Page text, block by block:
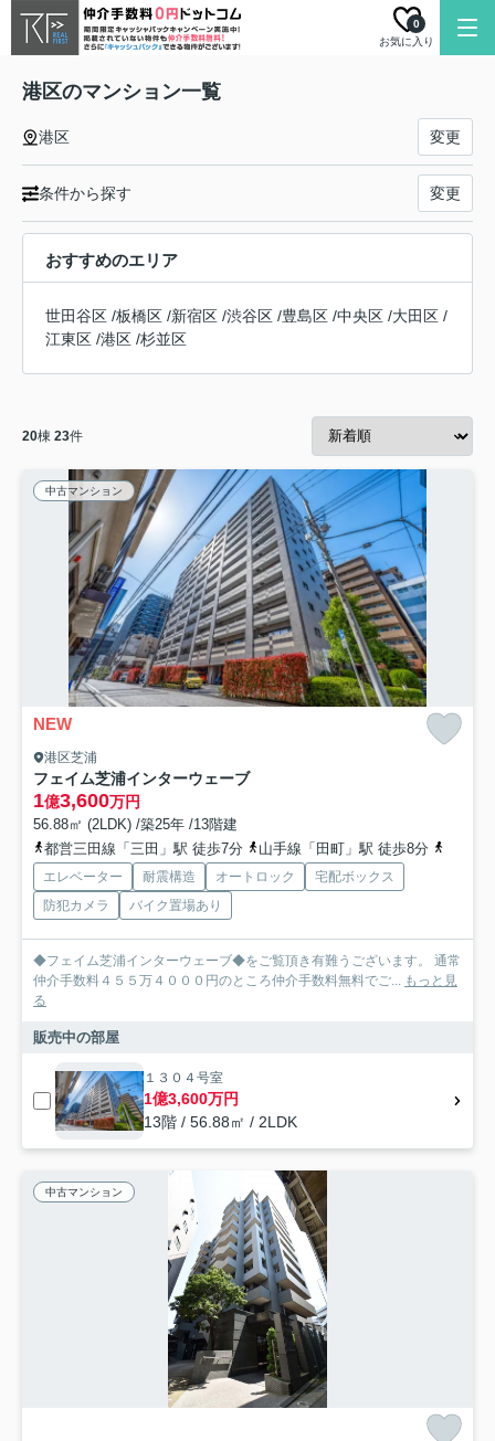
お気に入り
0
港区のマンション一覧
港区 変更
条件から探す 変更
おすすめのエリア
世田谷区 /板橋区 /新宿区 /渋谷区 /豊島区 /中央区 /大田区 /
江東区 /港区 /杉並区
20棟 23件
中古マンション
NEW
港区芝浦
フェイム芝浦インターウェーブ
1億3,600万円
56.88㎡ (2LDK) /築25年 /13階建
都営三田線「三田」駅 徒歩7分
山手線「田町」駅 徒歩8分
エレベーター 耐震構造 オートロック
宅配ボックス
防犯カメラ
バイク置場あり
◆フェイム芝浦インターウェーブ◆をご覧頂き有難うございます。 通常
仲介手数料４５５万４０００円のところ仲介手数料無料でご... もっと見
る
販売中の部屋
１３０４号室
1億3,600万円
13階 / 56.88㎡ / 2LDK
中古マンション